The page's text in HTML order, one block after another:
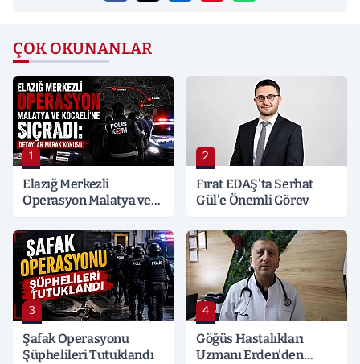
ÇOK OKUNANLAR
1
Elazığ Merkezli
Operasyon Malatya ve
Detaylar Merak Konusu
2
Fırat EDAŞ'ta Serhat
Gül'e Önemli Görev
3
Şafak Operasyonu
Şüphelileri Tutuklandı
4
Göğüs Hastalıkları
Uzmanı Erden'den